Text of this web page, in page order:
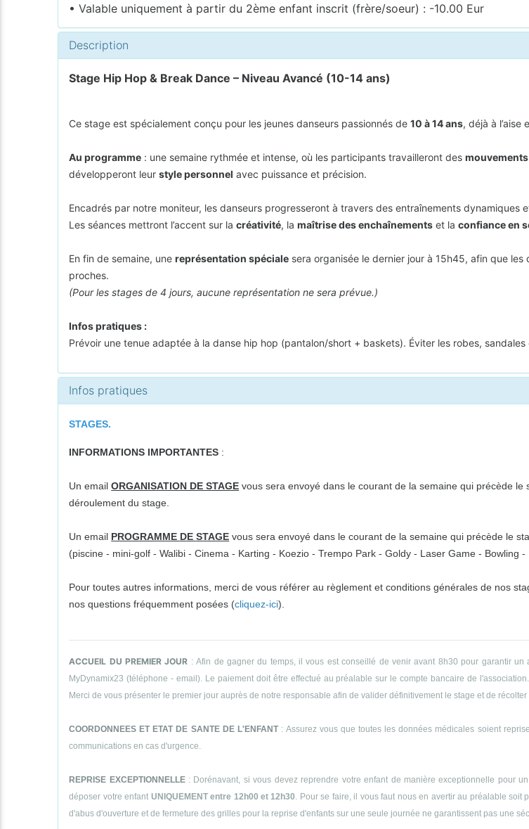
• Valable uniquement à partir du 2ème enfant inscrit (frère/soeur) : -10.00 Eur
Description
Stage Hip Hop & Break Dance – Niveau Avancé (10-14 ans)
Ce stage est spécialement conçu pour les jeunes danseurs passionnés de10 à 14 ans, déjà à
Au programme : une semaine rythmée et intense, où les participants travailleront des
développeront leurstyle personnel avec puissance et précision.
Encadrés par notre moniteur, les danseurs progresseront à travers des entraînements
Les séances mettront l’accent sur lacréativité, lamaîtrise des enchaînements et laconfiance en
En fin de semaine, unereprésentation spéciale sera organisée le dernier jour à 15h45, afin que
proches.
(Pour les stages de 4 jours, aucune représentation ne sera prévue.)
Infos pratiques :
Prévoir une tenue adaptée à la danse hip hop (pantalon/short + baskets). Éviter les robes, sandales
Infos pratiques
STAGES.
INFORMATIONS IMPORTANTES :
Un emailORGANISATION DE STAGE vous sera envoyé dans le courant de la semaine qui précède
déroulement du stage.
Un email PROGRAMME DE STAGE vous sera envoyé dans le courant de la semaine qui précède le
(piscine - mini-golf - Walibi - Cinema - Karting - Koezio - Trempo Park - Goldy - Laser Game - Bowling -
Pour toutes autres informations, merci de vous référer au règlement et conditions générales de nos
nos questions fréquemment posées (cliquez-ici).
ACCUEIL DU PREMIER JOUR : Afin de gagner du temps, il vous est conseillé de venir avant 8h30 pour garantir
MyDynamix23 (téléphone - email). Le paiement doit être effectué au préalable sur le compte bancaire de
Merci de vous présenter le premier jour auprès de notre responsable afin de valider définitivement le stage et de
COORDONNEES ET ETAT DE SANTE DE L'ENFANT: Assurez vous que toutes les données médicales soient
communications en cas d'urgence.
REPRISE EXCEPTIONNELLE: Dorénavant, si vous devez reprendre votre enfant de manière exceptionnelle pour
déposer votre enfant UNIQUEMENT entre 12h00 et 12h30
. Pour se faire, il vous faut nous en avertir au préalable
d'abus d'ouverture et de fermeture des grilles pour la reprise d'enfants sur une seule journée ne garantissent pas une